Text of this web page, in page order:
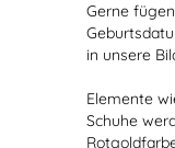
Gerne
in unsere
Elemente
Schuhe